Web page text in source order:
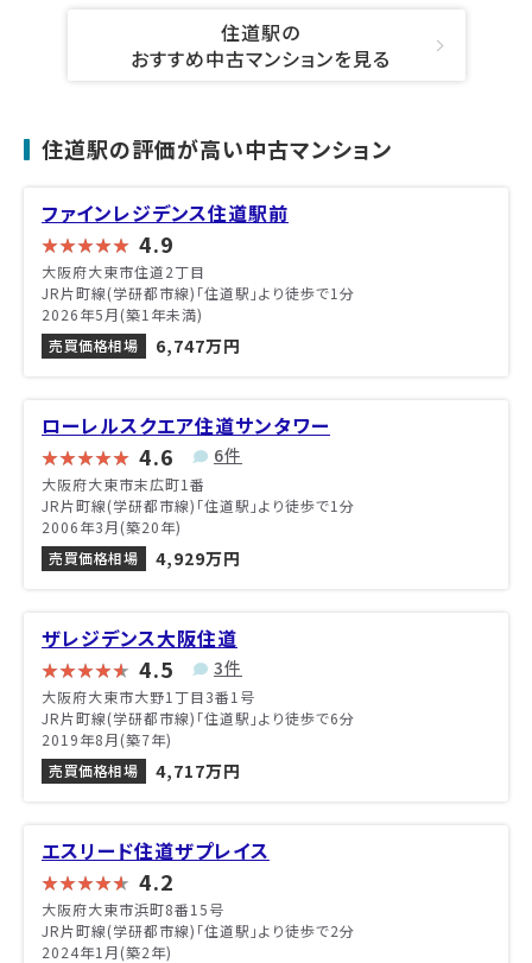
住道駅の
おすすめ中古マンションを見る
住道駅の評価が高い中古マンション
ファインレジデンス住道駅前
4.9
大阪府大東市住道2丁目
JR片町線(学研都市線)「住道駅」より徒歩で1分
2026年5月(築1年未満)
売買価格相場
6,747万円
ローレルスクエア住道サンタワー
4.6 6件
大阪府大東市末広町1番
JR片町線(学研都市線)「住道駅」より徒歩で1分
2006年3月(築20年)
売買価格相場
4,929万円
ザレジデンス大阪住道
4.5 3件
大阪府大東市大野1丁目3番1号
JR片町線(学研都市線)「住道駅」より徒歩で6分
2019年8月(築7年)
売買価格相場
4,717万円
エスリード住道ザプレイス
4.2
大阪府大東市浜町8番15号
JR片町線(学研都市線)「住道駅」より徒歩で2分
2024年1月(築2年)